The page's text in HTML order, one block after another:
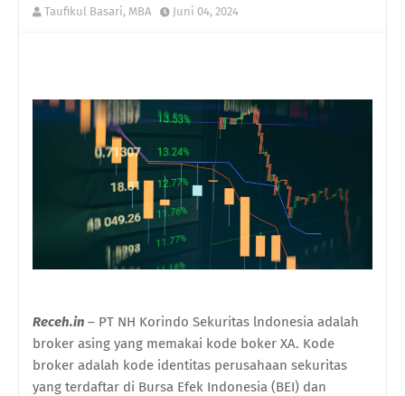
Taufikul Basari, MBA Juni 04, 2024
Receh.in – PT NH Korindo Sekuritas lndonesia adalah
broker asing yang memakai kode boker XA. Kode
broker adalah kode identitas perusahaan sekuritas
yang terdaftar di Bursa Efek Indonesia (BEI) dan